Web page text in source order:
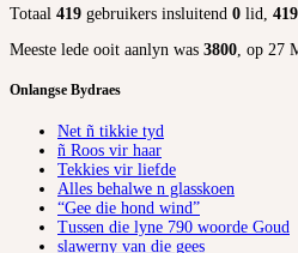
Totaal 419 gebruikers insluitend 0 lid, 419
Meeste lede ooit aanlyn was 3800 , op 27
Onlangse Bydraes
Net ñ tikkie tyd
ñ Roos vir haar
Tekkies vir liefde
Alles behalwe n glasskoen
“Gee die hond wind”
Tussen die lyne 790 woorde Goud
slawerny van die gees